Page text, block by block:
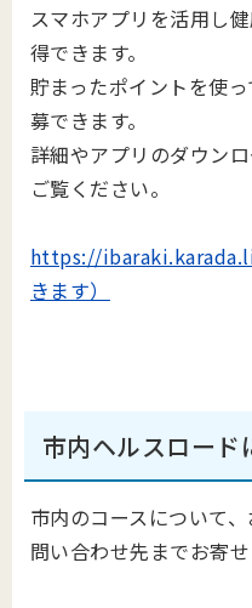
スマホアプリを活用し
得できます。
貯まったポイントを使
募できます。
詳細やアプリのダウン
ご覧ください。
https://
きます）
市内ヘルスロード
市内のコースについて
問い合わせ先までお寄せ